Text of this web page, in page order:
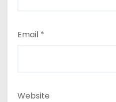
Email *
Website